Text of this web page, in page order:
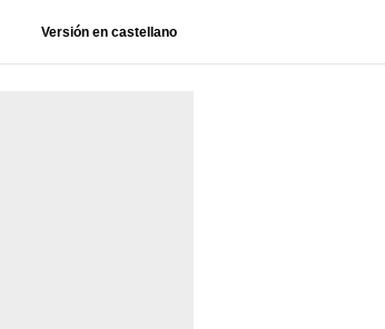
Versión en castellano